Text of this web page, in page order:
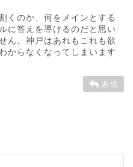
くのか、何をメインとする
に答えを導けるのだと思い
ん。神戸はあれもこれも欲
からなくなってしまいます
返信